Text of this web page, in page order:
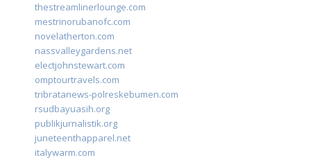
thestreamlinerlounge.com
mestrinorubanofc.com
novelatherton.com
nassvalleygardens.net
electjohnstewart.com
omptourtravels.com
tribratanews-polreskebumen.com
rsudbayuasih.org
publikjurnalistik.org
juneteenthapparel.net
italywarm.com